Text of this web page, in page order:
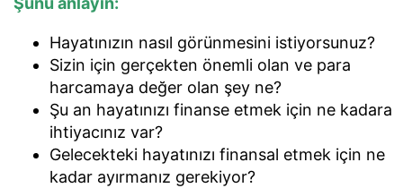
Hayatınızın nasıl görünmesini istiyorsunuz?
Sizin için gerçekten önemli olan ve para
harcamaya değer olan şey ne?
Şu an hayatınızı finanse etmek için ne kadara
ihtiyacınız var?
Gelecekteki hayatınızı finansal etmek için ne
kadar ayırmanız gerekiyor?